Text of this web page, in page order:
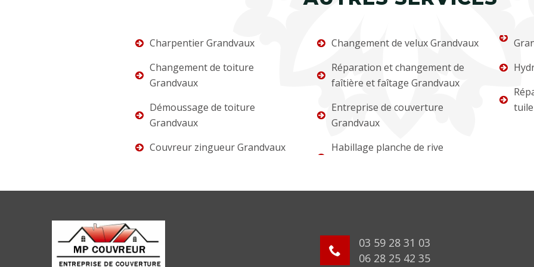
Charpentier Grandvaux
Changement de toiture
Grandvaux
Démoussage de toiture
Grandvaux
Couvreur zingueur Grandvaux
Changement de velux Grandvaux
Réparation et changement de
faîtière et faîtage Grandvaux
Entreprise de couverture
Grandvaux
Habillage planche de rive
03 59 28 31 03
06 28 25 42 35